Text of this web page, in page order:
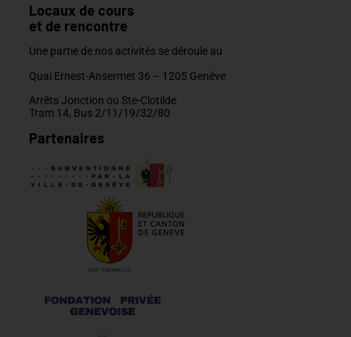
Locaux de cours
et de rencontre
Une partie de nos activités se déroule au
Quai Ernest-Ansermet 36 – 1205 Genève
Arrêts Jonction ou Ste-Clotilde
Tram 14, Bus 2/11/19/32/80
Partenaires